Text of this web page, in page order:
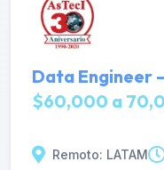
Data Engineer
$60,000 a
Remoto: LATAM